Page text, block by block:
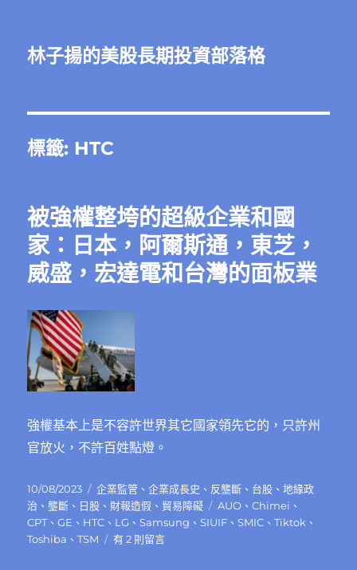
林子揚的美股長期投資部落格
標籤: HTC
被強權整垮的超級企業和國
家：日本，阿爾斯通，東芝，
威盛，宏達電和台灣的面板業
強權基本上是不容許世界其它國家領先它的，只許州
官放火，不許百姓點燈。
發
佈
日
期:
10/08/2023
分
類
企業監管 、企業成長史 、 反壟斷 、 台股 、地緣政
治 、壟斷 、 日股 、 財報造假 、 貿易障礙
標
籤
AUO 、Chimei 、
CPT、GE 、 HTC 、 LG 、Samsung 、SIUIF 、SMIC 、Tiktok 、
Toshiba 、TSM
在
有 2 則留言